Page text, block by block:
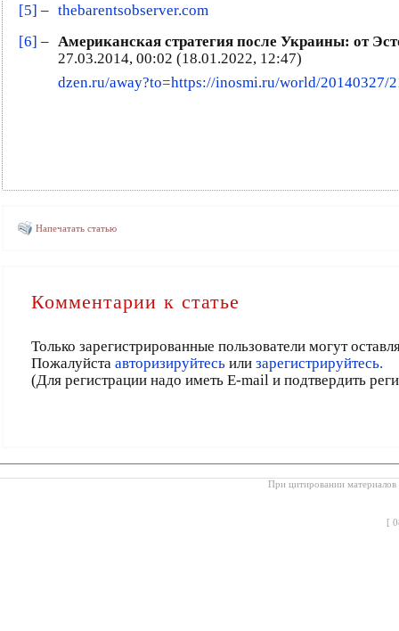
[5] – thebarentsobserver.com
[6] – Американская стратегия после Украины: от
27.03.2014, 00:02 (18.01.2022, 12:47)
dzen.ru/away?to=https://inosmi.ru/world/20140327/
Напечатать статью
Комментарии к статье
Только зарегистрированные пользователи могут
Пожалуйста авторизируйтесьили зарегистрируйтесь.
(Для регистрации надо иметь E-mail и подтвердить
При цитировании материалов
[